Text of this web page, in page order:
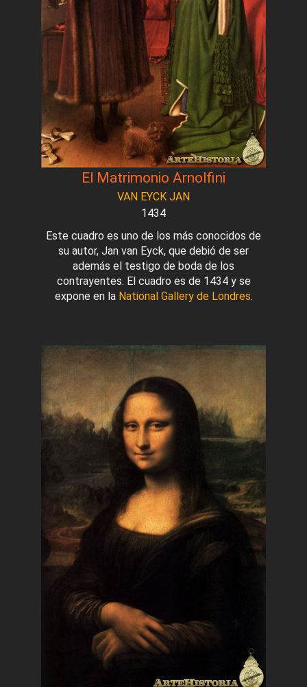
El Matrimonio Arnolfini
VAN EYCK JAN
1434
Este cuadro es uno de los más conocidos de
su autor, Jan van Eyck, que debió de ser
además el testigo de boda de los
contrayentes. El cuadro es de 1434 y se
expone en la National Gallery de Londres.